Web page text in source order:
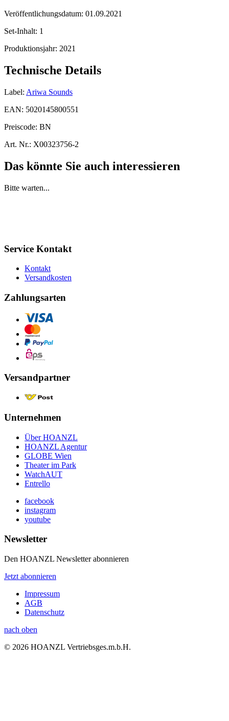
Veröffentlichungsdatum: 01.09.2021
Set-Inhalt: 1
Produktionsjahr: 2021
Technische Details
Label: Ariwa Sounds
EAN: 5020145800551
Preiscode: BN
Art. Nr.: X00323756-2
Das könnte Sie auch interessieren
Bitte warten...
Service Kontakt
Kontakt
Versandkosten
Zahlungsarten
Versandpartner
Unternehmen
Über HOANZL
HOANZL Agentur
GLOBE Wien
Theater im Park
WatchAUT
Entrello
facebook
instagram
youtube
Newsletter
Den HOANZL Newsletter abonnieren
Jetzt abonnieren
Impressum
AGB
Datenschutz
nach oben
© 2026 HOANZL Vertriebsges.m.b.H.